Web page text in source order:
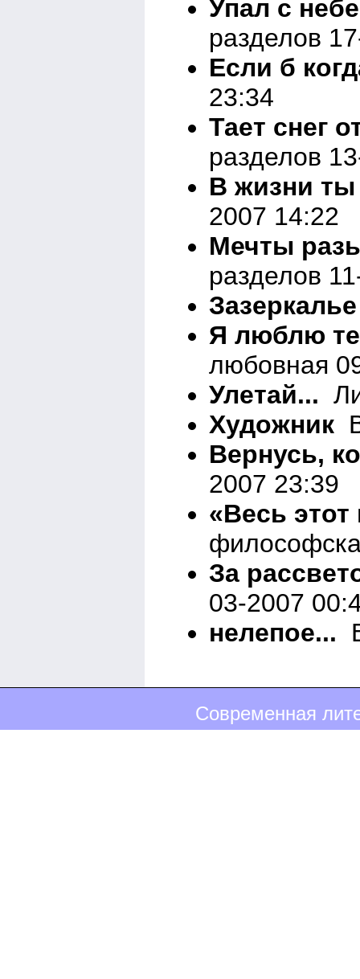
Упал с
разделов
Если б
23:34
Тает снег
разделов
В жизни
2007 14:22
Мечты
разделов
Зазеркалье
Я люблю
любовная
Улетай...
Художник
Вернусь,
2007 23:39
«Весь
За
03-2007
нелепое...
Современная